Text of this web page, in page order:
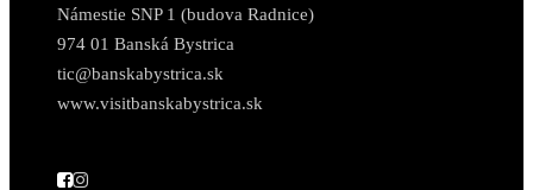
Námestie SNP 1 (budova Radnice)
974 01 Banská Bystrica
tic@banskabystrica.sk
www.visitbanskabystrica.sk